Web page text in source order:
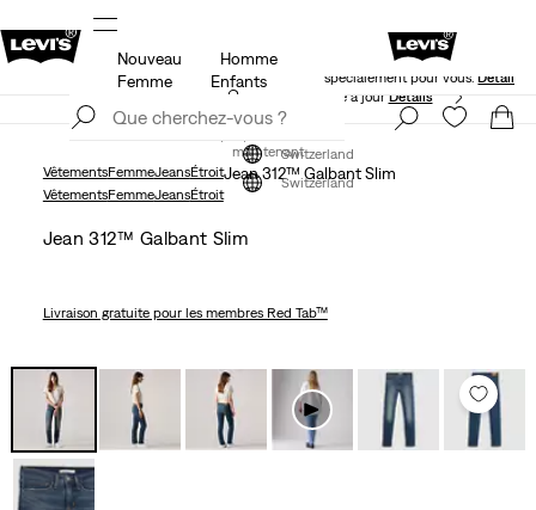
PLUS
Levi's App. Le meilleur de Levi’s®, sur
spécialement pour vous.Détails
maintenant
Switzerland
Nouveau
Homme
Femme
Enfants
Politique de livraison et de retours mise à jour Détails
Rejoindre
maintenant
Switzerland
VêtementsFemmeJeansÉtroitJean 312™ Galbant Slim
VêtementsFemmeJeansÉtroit
Jean 312™ Galbant Slim
Livraison gratuitepour les membres Red Tab™